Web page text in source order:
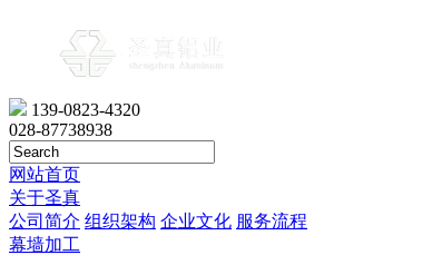
139-0823-4320
028-87738938
网站首页
关于圣真
公司简介 组织架构 企业文化 服务流程
幕墙加工